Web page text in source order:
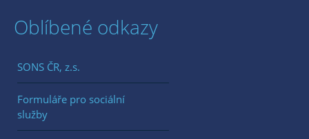
Oblíbené odkazy
SONS ČR, z.s.
Formuláře pro sociální
služby